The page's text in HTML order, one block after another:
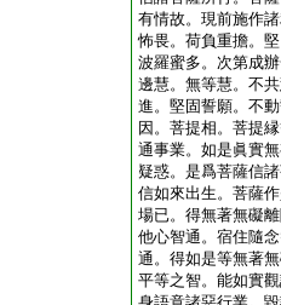
有情故。現前施作
怖畏。荷負重擔。
波羅蜜多。次第成
邊慧。無等慧。不
進。堅固誓願。不
因。菩提相。菩提
通事業。如是眞實
疑惑。是爲菩薩信
信如來出生。菩薩
場已。得無著無礙
他心智通。宿住隨
通。得如是等無著
平等之智。能如實